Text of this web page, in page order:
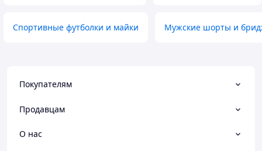
Спортивные футболки и майки Мужские шорты и
Покупателям
Продавцам
О нас